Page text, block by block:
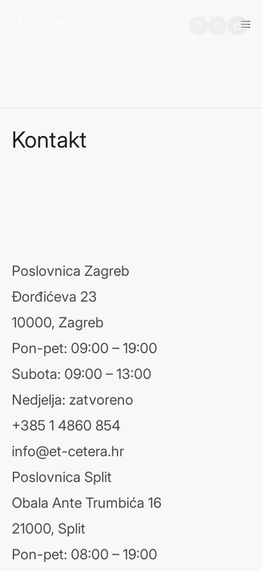
Košarica
Kontakt
Poslovnica Zagreb
Đorđićeva 23
10000, Zagreb
Pon-pet: 09:00 – 19:00
Subota: 09:00 – 13:00
Nedjelja: zatvoreno
+385 1 4860 854
info@et-cetera.hr
Poslovnica Split
Obala Ante Trumbića 16
21000, Split
Pon-pet: 08:00 – 19:00